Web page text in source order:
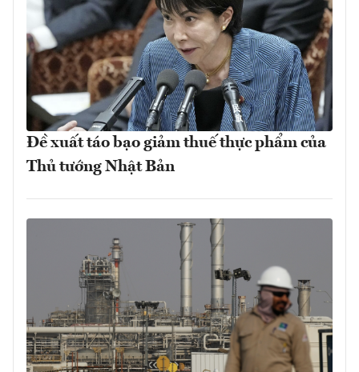
Đề xuất táo bạo giảm thuế thực phẩm của
Thủ tướng Nhật Bản